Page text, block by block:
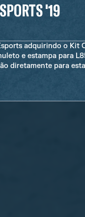
'19
adquirindo o Kit
e estampa para
diretamente para